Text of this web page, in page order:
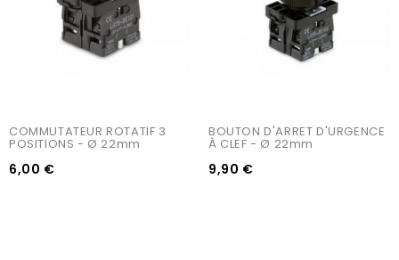
COMMUTATEUR ROTATIF 3
POSITIONS - Ø 22mm
6,00 €
BOUTON D'ARRET D'URGENCE
À CLEF - Ø 22mm
9,90 €